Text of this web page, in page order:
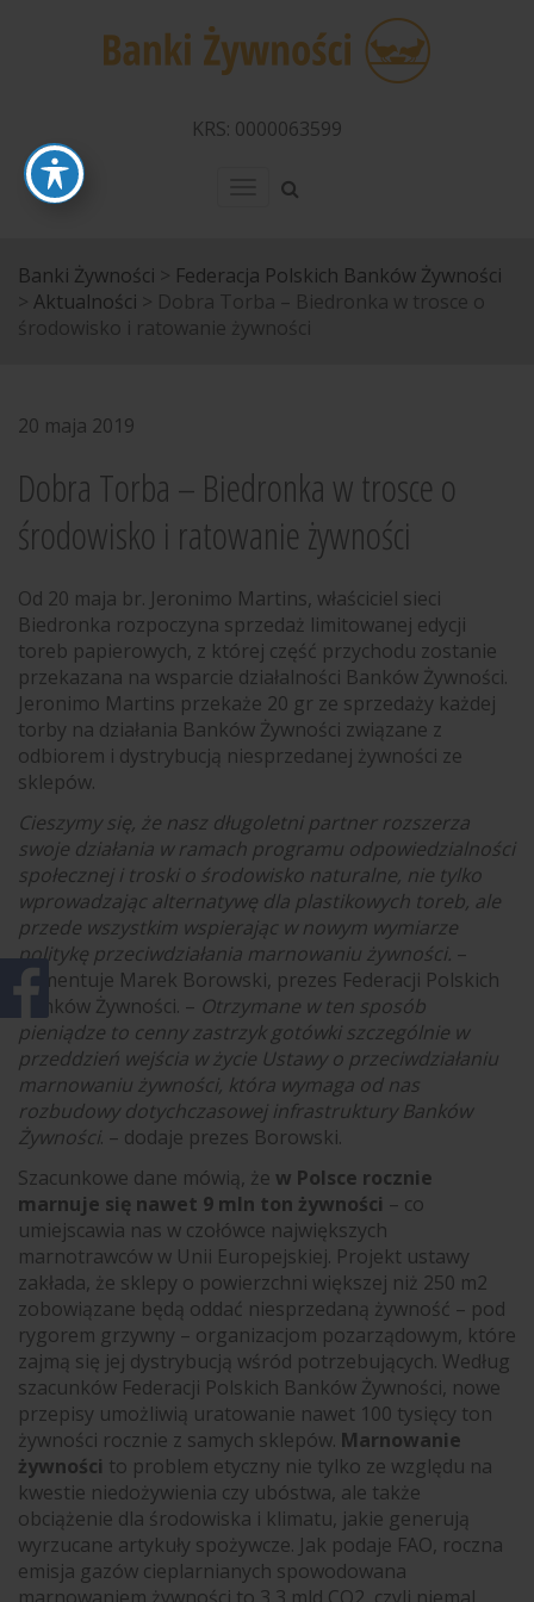
KRS: 0000063599
Menu
Banki Żywności > Federacja Polskich Banków Żywności
> Aktualności > Dobra Torba – Biedronka w trosce o
środowisko i ratowanie żywności
20 maja 2019
Dobra Torba – Biedronka w trosce o
środowisko i ratowanie żywności
Od 20 maja br. Jeronimo Martins, właściciel sieci
Biedronka rozpoczyna sprzedaż limitowanej edycji
toreb papierowych, z której część przychodu zostanie
przekazana na wsparcie działalności Banków Żywności.
Jeronimo Martins przekaże 20 gr ze sprzedaży każdej
torby na działania Banków Żywności związane z
odbiorem i dystrybucją niesprzedanej żywności ze
sklepów.
Cieszymy się, że nasz długoletni partner rozszerza
swoje działania w ramach programu odpowiedzialności
społecznej i troski o środowisko naturalne, nie tylko
wprowadzając alternatywę dla plastikowych toreb, ale
przede wszystkim wspierając w nowym wymiarze
politykę przeciwdziałania marnowaniu żywności. –
komentuje Marek Borowski, prezes Federacji Polskich
Banków Żywności. – Otrzymane w ten sposób
pieniądze to cenny zastrzyk gotówki szczególnie w
przeddzień wejścia w życie Ustawy o przeciwdziałaniu
marnowaniu żywności, która wymaga od nas
rozbudowy dotychczasowej infrastruktury Banków
Żywności. – dodaje prezes Borowski.
Szacunkowe dane mówią, że w Polsce rocznie
marnuje się nawet 9 mln ton żywności – co
umiejscawia nas w czołówce największych
marnotrawców w Unii Europejskiej. Projekt ustawy
zakłada, że sklepy o powierzchni większej niż 250 m2
zobowiązane będą oddać niesprzedaną żywność – pod
rygorem grzywny – organizacjom pozarządowym, które
zajmą się jej dystrybucją wśród potrzebujących. Według
szacunków Federacji Polskich Banków Żywności, nowe
przepisy umożliwią uratowanie nawet 100 tysięcy ton
żywności rocznie z samych sklepów. Marnowanie
żywności to problem etyczny nie tylko ze względu na
kwestie niedożywienia czy ubóstwa, ale także
obciążenie dla środowiska i klimatu, jakie generują
wyrzucane artykuły spożywcze. Jak podaje FAO, roczna
emisja gazów cieplarnianych spowodowana